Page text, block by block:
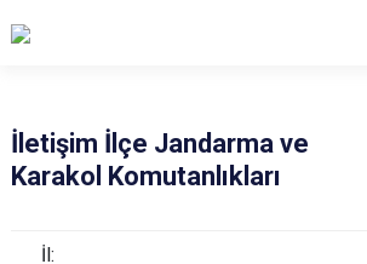
İletişim İlçe Jandarma ve
Karakol Komutanlıkları
İl: